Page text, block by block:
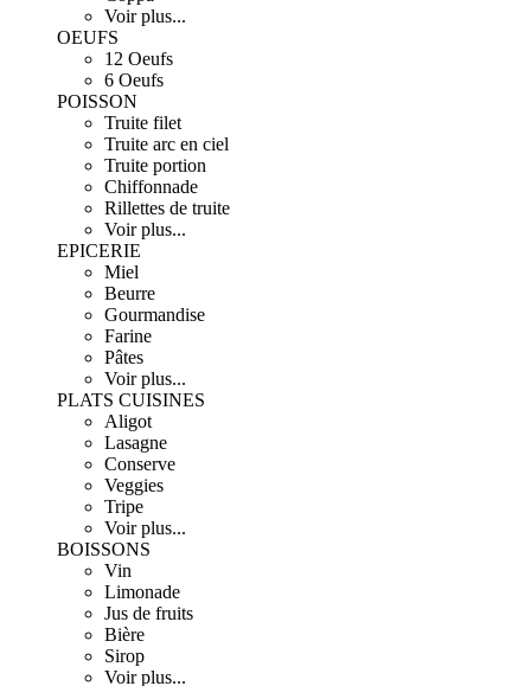
Voir plus...
OEUFS
12 Oeufs
6 Oeufs
POISSON
Truite filet
Truite arc en ciel
Truite portion
Chiffonnade
Rillettes de truite
Voir plus...
EPICERIE
Miel
Beurre
Gourmandise
Farine
Pâtes
Voir plus...
PLATS CUISINES
Aligot
Lasagne
Conserve
Veggies
Tripe
Voir plus...
BOISSONS
Vin
Limonade
Jus de fruits
Bière
Sirop
Voir plus...